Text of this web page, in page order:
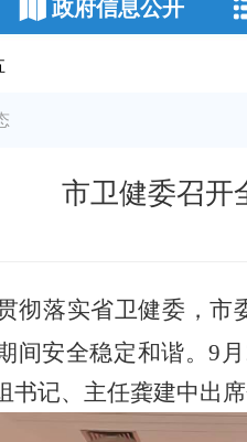
政府信息公开
市卫健委召开
彻落实省卫健委，市
间安全稳定和谐。9
书记、主任龚建中出